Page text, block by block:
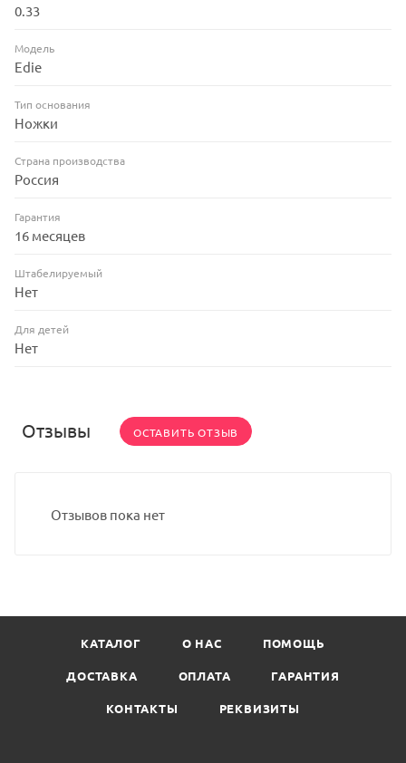
0.33
Модель
Edie
Тип основания
Ножки
Страна производства
Россия
Гарантия
16 месяцев
Штабелируемый
Нет
Для детей
Нет
Отзывы ОСТАВИТЬ ОТЗЫВ
Отзывов пока нет
КАТАЛОГ О НАС ПОМОЩЬ
ДОСТАВКА ОПЛАТА ГАРАНТИЯ
КОНТАКТЫ РЕКВИЗИТЫ